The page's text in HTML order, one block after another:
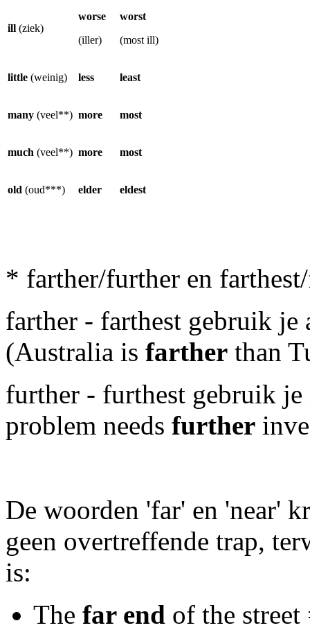
ill (ziek)
worse
(iller)
worst
(most ill)
little (weinig) less least
many (veel**) more most
much (veel**) more most
old (oud***) elder eldest
* farther/further en
farther - farthest gebruik je
(Australia is farther than
further - furthest gebruik
problem needs further
De woorden 'far' en 'near'
geen overtreffende trap,
is:
The far end of the